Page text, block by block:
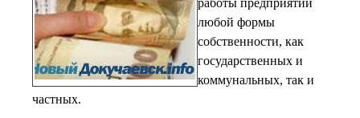
работы предприятий
любой формы
собственности, как
государственных и
коммунальных, так и
частных.